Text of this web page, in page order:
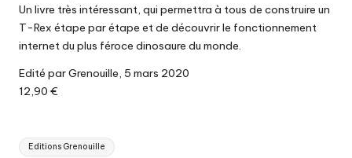
Un livre très intéressant, qui permettra à tous de construire un
T-Rex étape par étape et de découvrir le fonctionnement
internet du plus féroce dinosaure du monde.
Edité par Grenouille, 5 mars 2020
12,90 €
Tags:
Editions Grenouille